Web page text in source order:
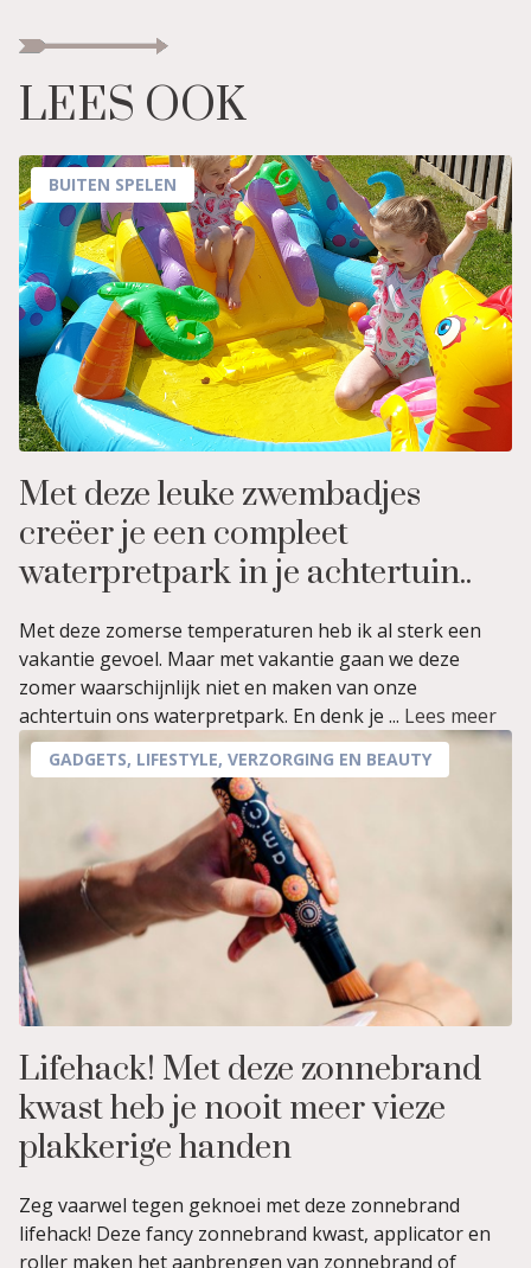
LEES OOK
BUITEN SPELEN
Met deze leuke zwembadjes
creëer je een compleet
waterpretpark in je achtertuin..
Met deze zomerse temperaturen heb ik al sterk een
vakantie gevoel. Maar met vakantie gaan we deze
zomer waarschijnlijk niet en maken van onze
achtertuin ons waterpretpark. En denk je ... Lees meer
GADGETS, LIFESTYLE, VERZORGING EN BEAUTY
Lifehack! Met deze zonnebrand
kwast heb je nooit meer vieze
plakkerige handen
Zeg vaarwel tegen geknoei met deze zonnebrand
lifehack! Deze fancy zonnebrand kwast, applicator en
roller maken het aanbrengen van zonnebrand of